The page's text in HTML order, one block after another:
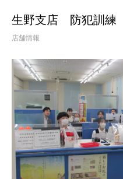
生野支店 防犯訓練
店舗情報